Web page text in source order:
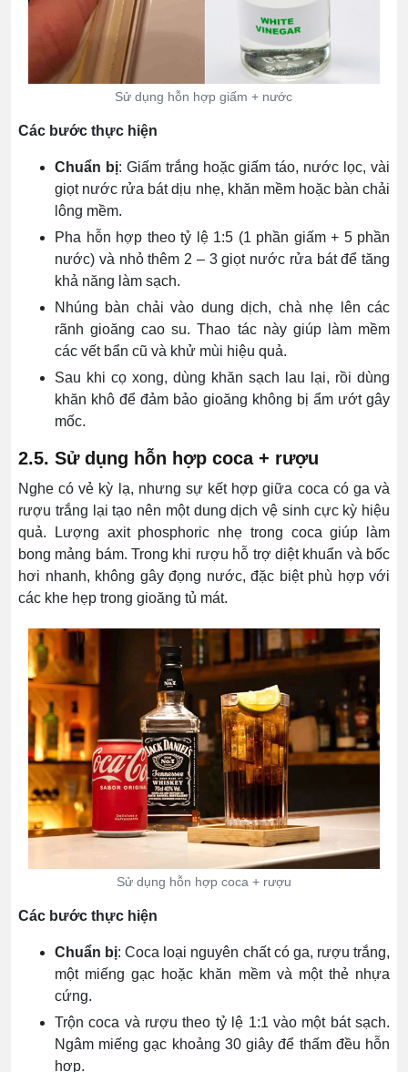
Sử dụng hỗn hợp giấm + nước
Các bước thực hiện
Chuẩn bị: Giấm trắng hoặc giấm táo, nước lọc, vài
giọt nước rửa bát dịu nhẹ, khăn mềm hoặc bàn chải
lông mềm.
Pha hỗn hợp theo tỷ lệ 1:5 (1 phần giấm + 5 phần
nước) và nhỏ thêm 2 – 3 giọt nước rửa bát để tăng
khả năng làm sạch.
Nhúng bàn chải vào dung dịch, chà nhẹ lên các
rãnh gioăng cao su. Thao tác này giúp làm mềm
các vết bẩn cũ và khử mùi hiệu quả.
Sau khi cọ xong, dùng khăn sạch lau lại, rồi dùng
khăn khô để đảm bảo gioăng không bị ẩm ướt gây
mốc.
2.5. Sử dụng hỗn hợp coca + rượu
Nghe có vẻ kỳ lạ, nhưng sự kết hợp giữa coca có ga và
rượu trắng lại tạo nên một dung dịch vệ sinh cực kỳ hiệu
quả. Lượng axit phosphoric nhẹ trong coca giúp làm
bong mảng bám. Trong khi rượu hỗ trợ diệt khuẩn và bốc
hơi nhanh, không gây đọng nước, đặc biệt phù hợp với
các khe hẹp trong gioăng tủ mát.
Sử dụng hỗn hợp coca + rượu
Các bước thực hiện
Chuẩn bị: Coca loại nguyên chất có ga, rượu trắng,
một miếng gạc hoặc khăn mềm và một thẻ nhựa
cứng.
Trộn coca và rượu theo tỷ lệ 1:1 vào một bát sạch.
Ngâm miếng gạc khoảng 30 giây để thấm đều hỗn
hợp.